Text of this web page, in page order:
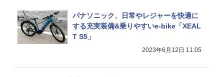
パナソニック、日常やレジャーを快適に
する充実装備&乗りやすいe-bike「XEAL
T S5」
2023年6月12日 11:05